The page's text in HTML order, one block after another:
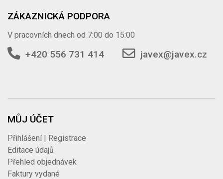
ZÁKAZNICKÁ PODPORA
V pracovních dnech od 7:00 do 15:00
+420 556 731 414 javex@javex.cz
MŮJ ÚČET
Přihlášení | Registrace
Editace údajů
Přehled objednávek
Faktury vydané